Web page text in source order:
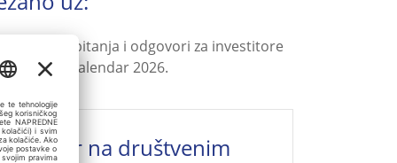
Najčešća pitanja i odgovori za investitore
Poslovni kalendar 2026.
Valamar na društvenim